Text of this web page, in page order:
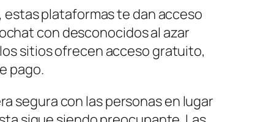
plataformas te dan acceso
con desconocidos al azar
sitios ofrecen acceso gratuito,
pago.
segura con las personas en lugar